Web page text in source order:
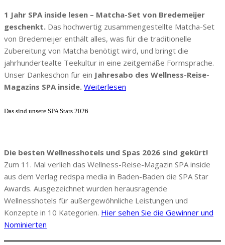
1 Jahr SPA inside lesen – Matcha-Set von Bredemeijer
geschenkt. Das hochwertig zusammengestellte Matcha-Set
von Bredemeijer enthält alles, was für die traditionelle
Zubereitung von Matcha benötigt wird, und bringt die
jahrhundertealte Teekultur in eine zeitgemäße Formsprache.
Unser Dankeschön für ein Jahresabo des Wellness-Reise-
Magazins SPA inside. Weiterlesen
Das sind unsere SPA Stars 2026
Die besten Wellnesshotels und Spas 2026 sind gekürt!
Zum 11. Mal verlieh das Wellness-Reise-Magazin SPA inside
aus dem Verlag redspa media in Baden-Baden die SPA Star
Awards. Ausgezeichnet wurden herausragende
Wellnesshotels für außergewöhnliche Leistungen und
Konzepte in 10 Kategorien. Hier sehen Sie die Gewinner und
Nominierten